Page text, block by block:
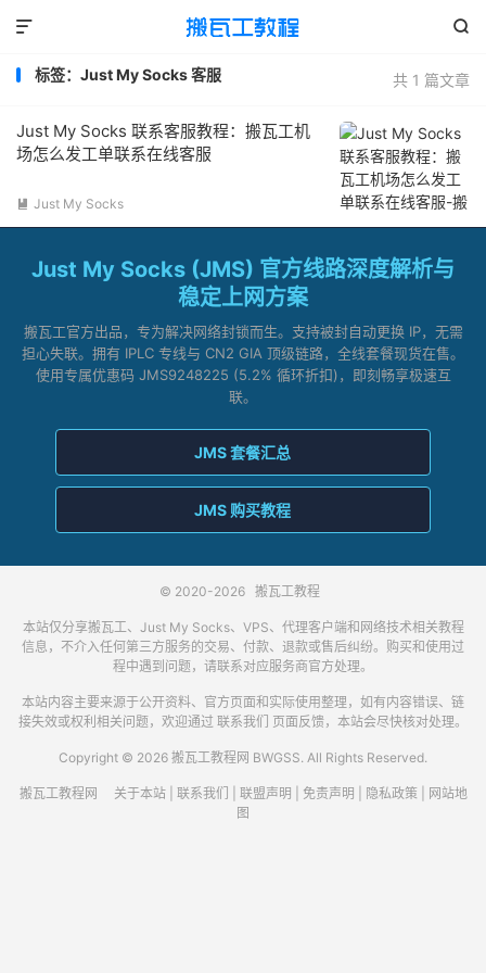


共 1 篇文章
标签：Just My Socks 客服
Just My Socks 联系客服教程：搬瓦工机
场怎么发工单联系在线客服
 Just My Socks
Just My Socks (JMS) 官方线路深度解析与
稳定上网方案
搬瓦工官方出品，专为解决网络封锁而生。支持被封自动更换 IP，无需
担心失联。拥有 IPLC 专线与 CN2 GIA 顶级链路，全线套餐现货在售。
使用专属优惠码 JMS9248225 (5.2% 循环折扣)，即刻畅享极速互
联。
JMS 套餐汇总
JMS 购买教程
© 2020-2026 搬瓦工教程
本站仅分享搬瓦工、Just My Socks、VPS、代理客户端和网络技术相关教程
信息，不介入任何第三方服务的交易、付款、退款或售后纠纷。购买和使用过
程中遇到问题，请联系对应服务商官方处理。
本站内容主要来源于公开资料、官方页面和实际使用整理，如有内容错误、链
接失效或权利相关问题，欢迎通过 联系我们 页面反馈，本站会尽快核对处理。
Copyright © 2026 搬瓦工教程网 BWGSS. All Rights Reserved.
搬瓦工教程网 关于本站| 联系我们 联盟声明 免责声明 隐私政策
网站地
图